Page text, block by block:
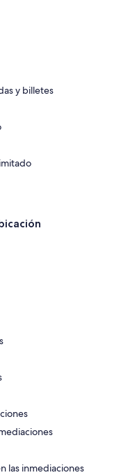
y billetes
las inmediaciones